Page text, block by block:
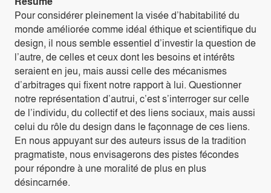
Pour considérer pleinement la visée d’habitabilité du
monde améliorée comme idéal éthique et scientifique du
design, il nous semble essentiel d’investir la question de
l’autre, de celles et ceux dont les besoins et intérêts
seraient en jeu, mais aussi celle des mécanismes
d’arbitrages qui fixent notre rapport à lui. Questionner
notre représentation d’autrui, c’est s’interroger sur celle
de l’individu, du collectif et des liens sociaux, mais aussi
celui du rôle du design dans le façonnage de ces liens.
En nous appuyant sur des auteurs issus de la tradition
pragmatiste, nous envisagerons des pistes fécondes
pour répondre à une moralité de plus en plus
désincarnée.